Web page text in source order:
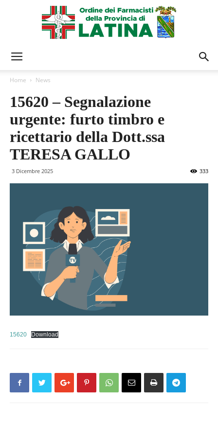
Farmacisti
Latina
Home News
15620 – Segnalazione
urgente: furto timbro e
ricettario della Dott.ssa
TERESA GALLO
3 Dicembre 2025 333
15620 Download